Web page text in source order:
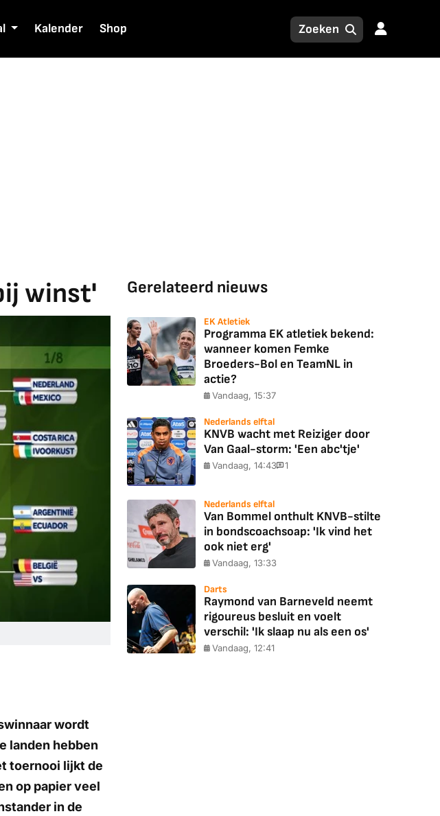
Kalender Shop
winst'
wordt
landen hebben
toernooi lijkt de
op papier veel
in de
Gerelateerd nieuws
EK Atletiek
Programma EK atletiek bekend:
wanneer komen Femke
Broeders-Bol en TeamNL in
actie?
Vandaag, 15:37
Nederlands elftal
KNVB wacht met Reiziger door
Van Gaal-storm: 'Een abc'tje'
Vandaag, 14:43 1
Nederlands elftal
Van Bommel onthult KNVB-stilte
in bondscoachsoap: 'Ik vind het
ook niet erg'
Vandaag, 13:33
Darts
Raymond van Barneveld neemt
rigoureus besluit en voelt
verschil: 'Ik slaap nu als een os'
Vandaag, 12:41